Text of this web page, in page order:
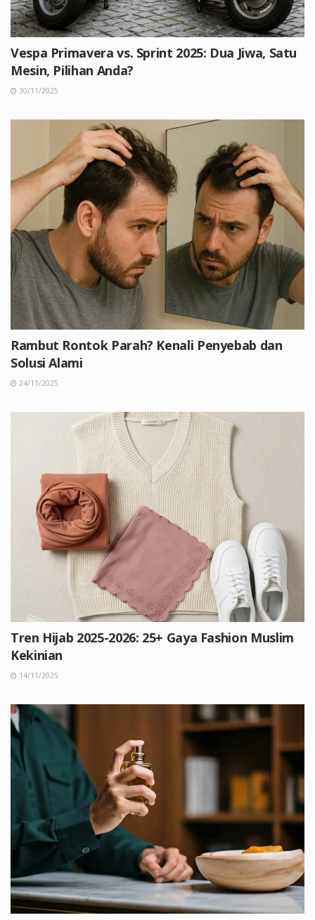
Vespa Primavera vs. Sprint 2025: Dua Jiwa, Satu
Mesin, Pilihan Anda?
30/11/2025
Rambut Rontok Parah? Kenali Penyebab dan
Solusi Alami
24/11/2025
Tren Hijab 2025-2026: 25+ Gaya Fashion Muslim
Kekinian
14/11/2025